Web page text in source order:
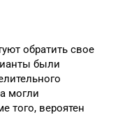
обратить свое
были
могли
того, вероятен